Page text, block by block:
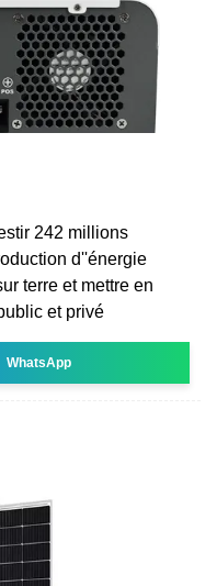
242 millions
d''énergie
terre et mettre en
et privé
WhatsApp